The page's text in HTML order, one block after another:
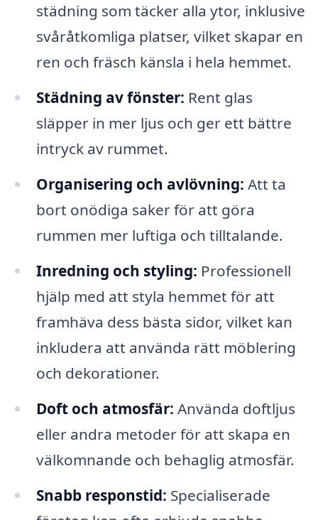
städning som täcker alla ytor, inklusive
svåråtkomliga platser, vilket skapar en
ren och fräsch känsla i hela hemmet.
Städning av fönster: Rent glas
släpper in mer ljus och ger ett bättre
intryck av rummet.
Organisering och avlövning: Att ta
bort onödiga saker för att göra
rummen mer luftiga och tilltalande.
Inredning och styling: Professionell
hjälp med att styla hemmet för att
framhäva dess bästa sidor, vilket kan
inkludera att använda rätt möblering
och dekorationer.
Doft och atmosfär: Använda doftljus
eller andra metoder för att skapa en
välkomnande och behaglig atmosfär.
Snabb responstid: Specialiserade